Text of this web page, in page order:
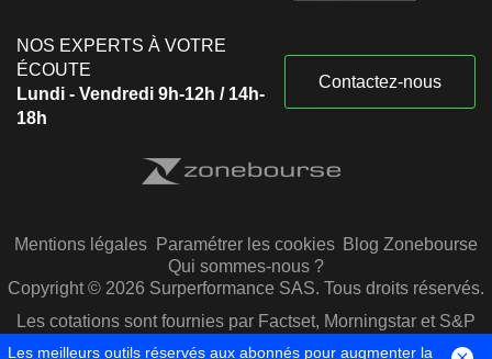
NOS EXPERTS À VOTRE
ÉCOUTE
Lundi - Vendredi 9h-12h / 14h-
18h
Contactez-nous
Mentions légales Paramétrer les cookies Blog Zonebourse
Qui sommes-nous ?
Copyright © 2026 Surperformance SAS. Tous droits réservés.
Les cotations sont fournies par Factset, Morningstar et S&P
Capital IQ
Les meilleurs outils réservés aux abonnés pour augmenter la